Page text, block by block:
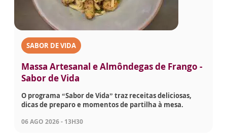
SABOR DE VIDA
Massa Artesanal e Almôndegas de Frango -
Sabor de Vida
O programa “Sabor de Vida” traz receitas deliciosas,
dicas de preparo e momentos de partilha à mesa.
06 AGO 2026 - 13H30